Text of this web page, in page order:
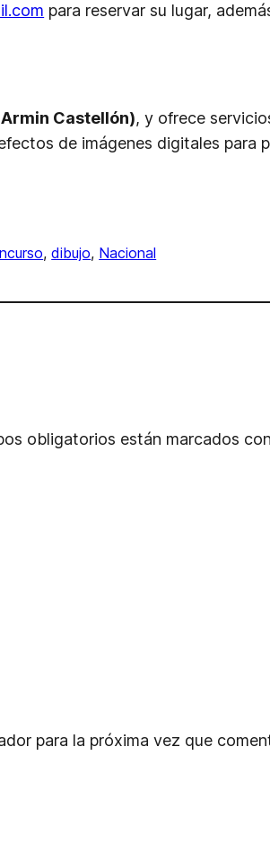
para reservar su lugar,
Castellón), y ofrece
de imágenes digitales para
, dibujo, Nacional
obligatorios están marcados
para la próxima vez que